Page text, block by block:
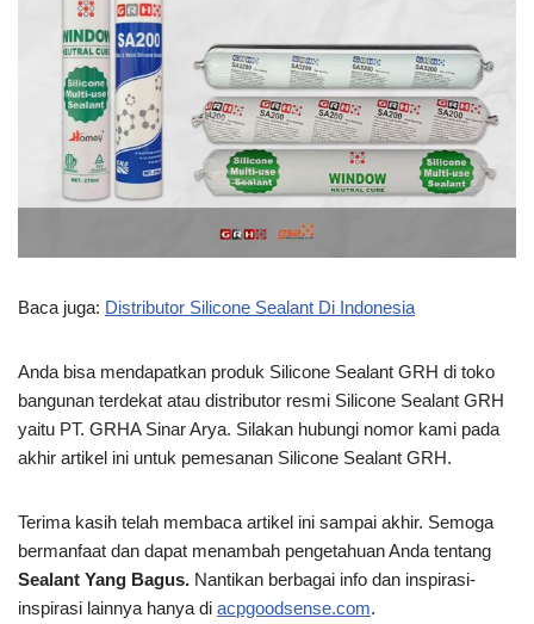
Baca juga: Distributor Silicone Sealant Di Indonesia
Anda bisa mendapatkan produk Silicone Sealant GRH di toko
bangunan terdekat atau distributor resmi Silicone Sealant GRH
yaitu PT. GRHA Sinar Arya. Silakan hubungi nomor kami pada
akhir artikel ini untuk pemesanan Silicone Sealant GRH.
Terima kasih telah membaca artikel ini sampai akhir. Semoga
bermanfaat dan dapat menambah pengetahuan Anda tentang
Sealant Yang Bagus. Nantikan berbagai info dan inspirasi-
inspirasi lainnya hanya di acpgoodsense.com.